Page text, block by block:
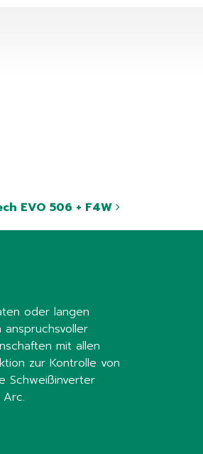
EVO 506 + F4W
oder langen
mit allen
zur Kontrolle von
Schweißinverter